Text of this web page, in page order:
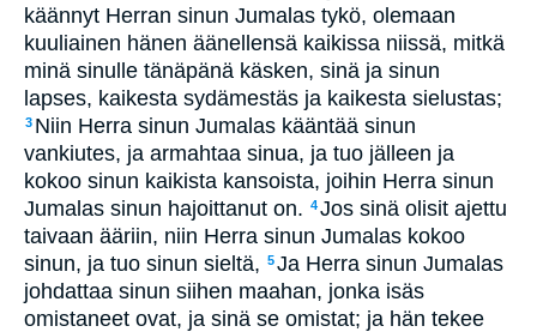
käännyt Herran sinun Jumalas tykö, olemaan
kuuliainen hänen äänellensä kaikissa niissä, mitkä
minä sinulle tänäpänä käsken, sinä ja sinun
lapses, kaikesta sydämestäs ja kaikesta sielustas;
3 Niin Herra sinun Jumalas kääntää sinun
vankiutes, ja armahtaa sinua, ja tuo jälleen ja
kokoo sinun kaikista kansoista, joihin Herra sinun
Jumalas sinun hajoittanut on. 4Jos sinä olisit ajettu
taivaan ääriin, niin Herra sinun Jumalas kokoo
sinun, ja tuo sinun sieltä, 5Ja Herra sinun Jumalas
johdattaa sinun siihen maahan, jonka isäs
omistaneet ovat, ja sinä se omistat; ja hän tekee